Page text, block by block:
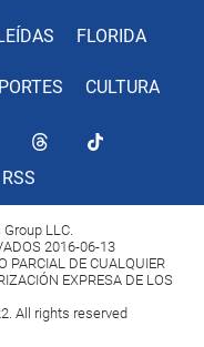
FLORIDA
CULTURA
RSS
LLC.
2016-06-13
PARCIAL DE CUALQUIER
EXPRESA DE LOS
All rights reserved